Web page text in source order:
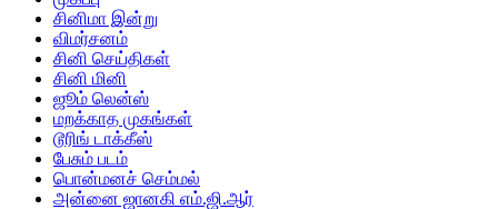
சினிமா இன்று
விமர்சனம்
சினி செய்திகள்
சினி மினி
ஜூம் லென்ஸ்
மறக்காத முகங்கள்
டூரிங் டாக்கீஸ்
பேசும் படம்
பொன்மனச் செம்மல்
அன்னை ஜானகி எம்.ஜி.ஆர்